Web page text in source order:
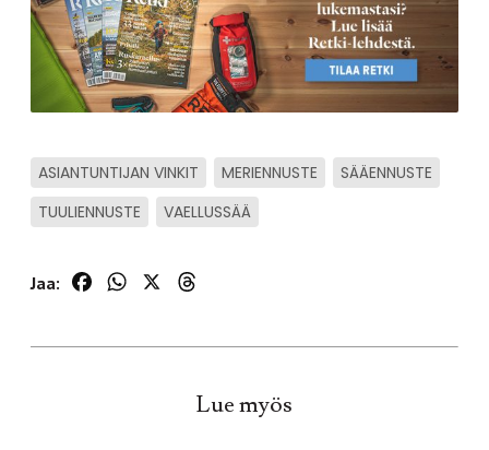
ASIANTUNTIJAN VINKIT MERIENNUSTE
SÄÄENNUSTE
TUULIENNUSTE
VAELLUSSÄÄ
Jaa: FacebookWhatsApp
Lue myös